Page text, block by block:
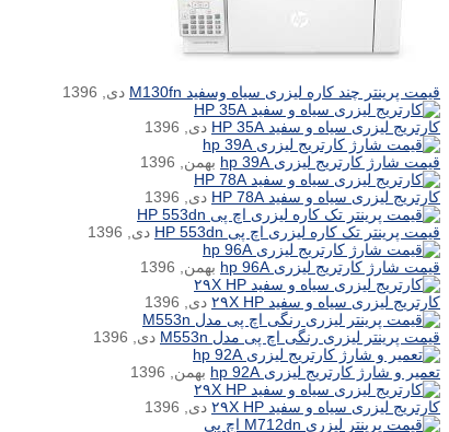
قیمت پرینتر چند کاره لیزری سیاه وسفید M130fn
دی, 1396
کارتریج لیزری سیاه و سفید HP 35A
دی, 1396
قیمت شارژ کارتریج لیزری hp 39A
بهمن, 1396
کارتریج لیزری سیاه و سفید HP 78A
دی, 1396
قیمت پرینتر تک کاره لیزری اچ پی HP 553dn
دی, 1396
قیمت شارژ کارتریج لیزری hp 96A
بهمن, 1396
کارتریج لیزری سیاه و سفید ۲۹X HP
دی, 1396
قیمت پرینتر لیزری رنگی اچ پی مدل M553n
دی, 1396
تعمیر و شارژ کارتریج لیزری hp 92A
بهمن, 1396
کارتریج لیزری سیاه و سفید ۲۹X HP
دی, 1396